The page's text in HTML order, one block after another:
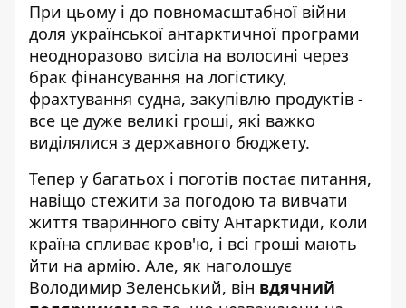
При цьому і до повномасштабної війни
доля української антарктичної програми
неодноразово висіла на волосині через
брак фінансування на логістику,
фрахтування судна, закупівлю продуктів -
все це дуже великі гроші, які важко
виділялися з державного бюджету.
Тепер у багатьох і поготів постає питання,
навіщо стежити за погодою та вивчати
життя тваринного світу Антарктиди, коли
країна спливає кров'ю, і всі гроші мають
йти на армію. Але, як наголошує
Володимир Зеленський, він вдячний